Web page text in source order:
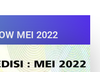
MEI 2022